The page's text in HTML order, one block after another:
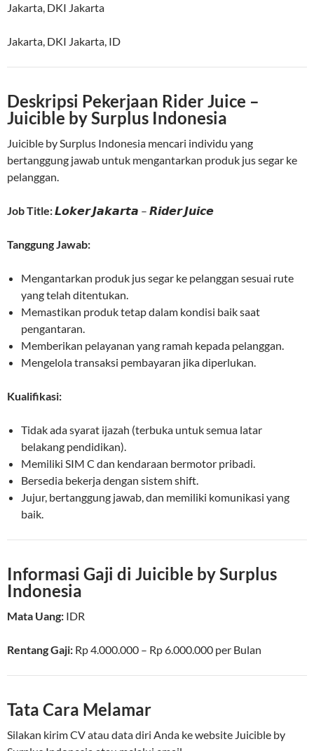
Jakarta, DKI Jakarta
Jakarta, DKI Jakarta, ID
Deskripsi Pekerjaan Rider Juice –
Juicible by Surplus Indonesia
Juicible by Surplus Indonesia mencari individu yang
bertanggung jawab untuk mengantarkan produk jus segar ke
pelanggan.
Job Title:𝙇𝙤𝙠𝙚𝙧 𝙅𝙖𝙠𝙖𝙧𝙩𝙖 – 𝙍𝙞𝙙𝙚𝙧 𝙅𝙪𝙞𝙘𝙚
Tanggung Jawab:
Mengantarkan produk jus segar ke pelanggan sesuai rute
yang telah ditentukan.
Memastikan produk tetap dalam kondisi baik saat
pengantaran.
Memberikan pelayanan yang ramah kepada pelanggan.
Mengelola transaksi pembayaran jika diperlukan.
Kualifikasi:
Tidak ada syarat ijazah (terbuka untuk semua latar
belakang pendidikan).
Memiliki SIM C dan kendaraan bermotor pribadi.
Bersedia bekerja dengan sistem shift.
Jujur, bertanggung jawab, dan memiliki komunikasi yang
baik.
Informasi Gaji di Juicible by Surplus
Indonesia
Mata Uang: IDR
Rentang Gaji: Rp4.000.000 – Rp6.000.000 per Bulan
Tata Cara Melamar
Silakan kirim CV atau data diri Anda ke website Juicible by